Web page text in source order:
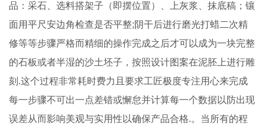
品：采石、选料搭架子（即摆位置）、上灰浆、抹底稿；镶
面用平尺安边角检查是否平整;阴干后进行磨光打蜡二次精
修等等步骤严格而精细的操作完成之后才可以成为一块完整
的石板或者半湿的沙土坯子，按照设计图案在泥胚上进行雕
刻.这个过程非常耗时费力且要求工匠极度专注用心来完成
每一步骤不可出一点差错或懈怠并计算每一个数据以防出现
误差从而影响美观与实用性以确保产品合格.。当所有的程